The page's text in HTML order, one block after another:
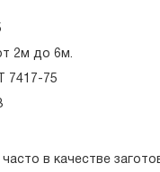
2м до 6м.
7417-75
в качестве